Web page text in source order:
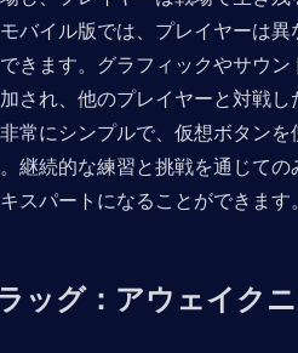
バイル版では、プレイヤーは
きます。グラフィックやサウ
され、他のプレイヤーと対戦
常にシンプルで、仮想ボタン
継続的な練習と挑戦を通じて
スパートになることができます。
ッグ：アウェイク